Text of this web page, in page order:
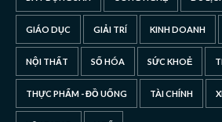
GIÁO DỤC GIẢI TRÍ KINH DOANH
NỘI THẤT SỐ HÓA SỨC KHOẺ
THỰC PHẨM - ĐỒ UỐNG TÀI CHÍNH